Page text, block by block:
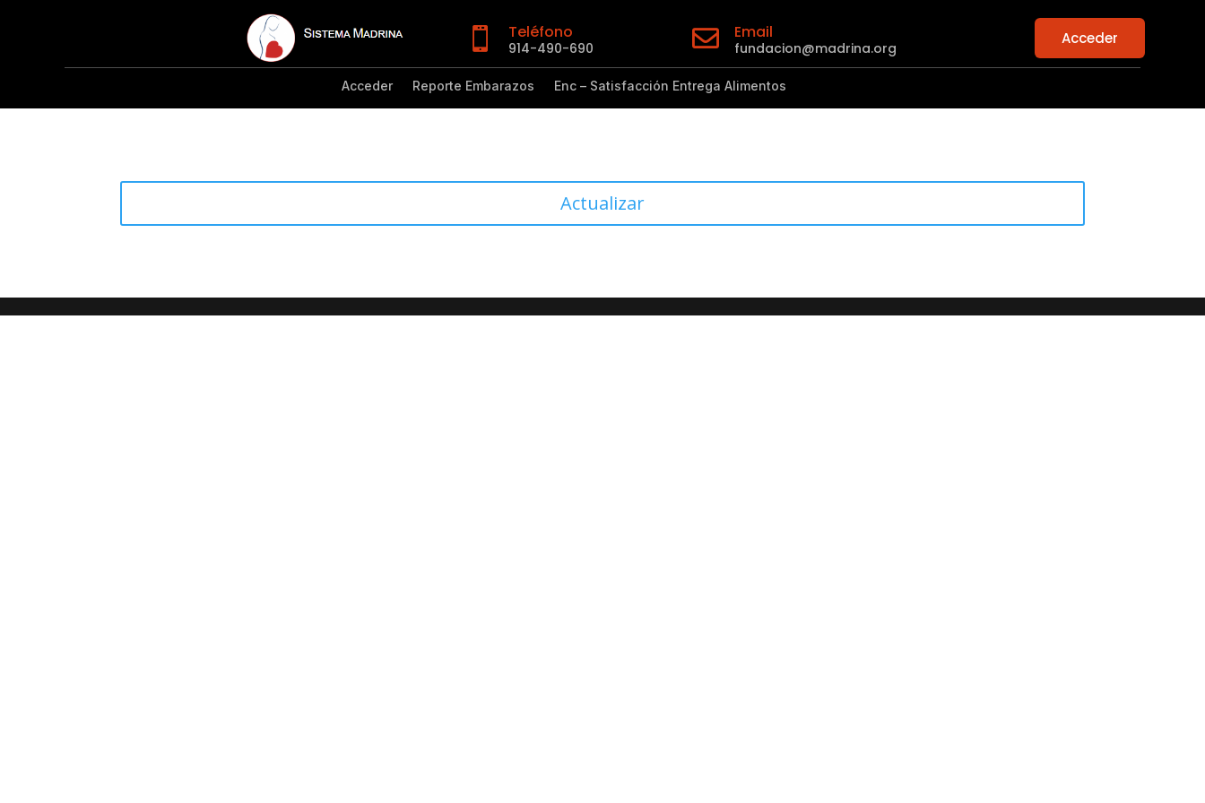
 Teléfono
914-490-690  Email
fundacion@madrina.org
Acceder
Acceder Reporte Embarazos Enc – Satisfacción Entrega Alimentos
Actualizar